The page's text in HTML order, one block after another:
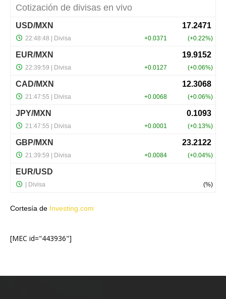
Cortesía de Investing.com
[MEC id="443936"]